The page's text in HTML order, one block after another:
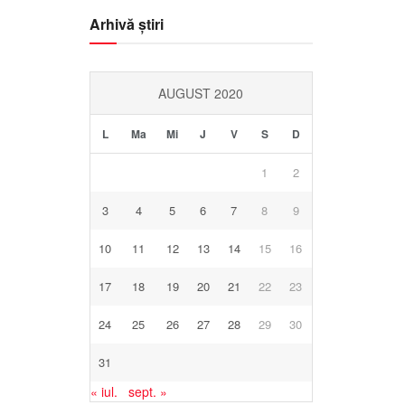
Arhivă știri
AUGUST 2020
L Ma Mi J V S D
1 2
3 4 5 6 7 8 9
10 11 12 13 14 15 16
17 18 19 20 21 22 23
24 25 26 27 28 29 30
31
« iul. sept. »